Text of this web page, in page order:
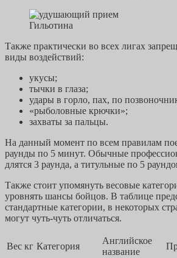
Гильотина
Также практически во всех лигах
виды воздействий:
укусы;
тычки в глаза;
удары в горло, пах, по
«рыболовные крючки»;
захваты за пальцы.
На данный момент по всем правилам
раунды по 5 минут. Обычные
длятся 3 раунда, а титульные по 5
Также стоит упомянуть весовые
уровнять шансы бойцов. В таблице
стандартные категории, в некоторых
могут чуть-чуть отличаться.
Вес кг Категория
Английское
название